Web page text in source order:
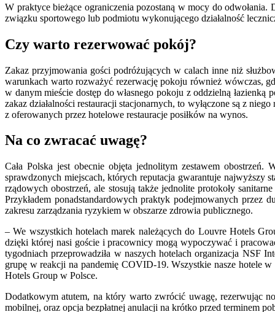
W praktyce bieżące ograniczenia pozostaną w mocy do
związku sportowego lub podmiotu wykonującego działalność
Czy warto rezerwować pokój?
Zakaz przyjmowania gości podróżujących w calach inne niż
warunkach warto rozważyć rezerwację pokoju również wówczas,
w danym mieście dostęp do własnego pokoju z oddzielną
zakaz działalności restauracji stacjonarnych, to wyłączone są z
z oferowanych przez hotelowe restauracje posiłków na wynos.
Na co zwracać uwagę?
Cała Polska jest obecnie objęta jednolitym zestawem
sprawdzonych miejscach, których reputacja gwarantuje najwyższy
rządowych obostrzeń, ale stosują także jednolite protokoły
Przykładem ponadstandardowych praktyk podejmowanych przez
zakresu zarządzania ryzykiem w obszarze zdrowia publicznego.
– We wszystkich hotelach marek należących do Louvre Hotels
dzięki której nasi goście i pracownicy mogą wypoczywać i
tygodniach przeprowadziła w naszych hotelach organizacja NSF
grupę w reakcji na pandemię COVID-19. Wszystkie nasze hotele
Hotels Group w Polsce.
Dodatkowym atutem, na który warto zwrócić uwagę, rezerwując
mobilnej, oraz opcja bezpłatnej anulacji na krótko przed terminem